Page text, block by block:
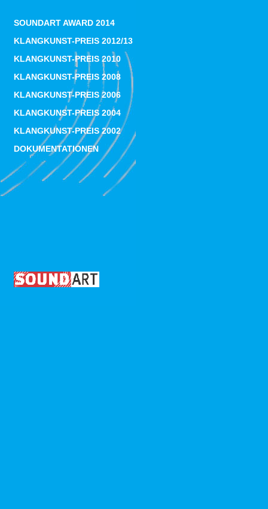
SOUNDART AWARD 2014
KLANGKUNST-PREIS 2012/13
KLANGKUNST-PREIS 2010
KLANGKUNST-PREIS 2008
KLANGKUNST-PREIS 2006
KLANGKUNST-PREIS 2004
KLANGKUNST-PREIS 2002
DOKUMENTATIONEN